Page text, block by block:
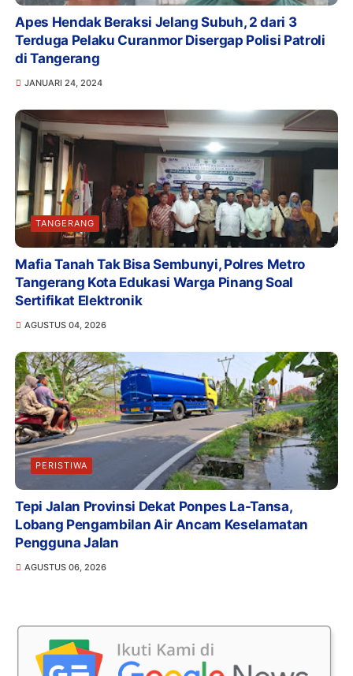
Apes Hendak Beraksi Jelang Subuh, 2 dari 3
Terduga Pelaku Curanmor Disergap Polisi Patroli
di Tangerang
JANUARI 24, 2024
TANGERANG
Mafia Tanah Tak Bisa Sembunyi, Polres Metro
Tangerang Kota Edukasi Warga Pinang Soal
Sertifikat Elektronik
AGUSTUS 04, 2026
PERISTIWA
Tepi Jalan Provinsi Dekat Ponpes La-Tansa,
Lobang Pengambilan Air Ancam Keselamatan
Pengguna Jalan
AGUSTUS 06, 2026